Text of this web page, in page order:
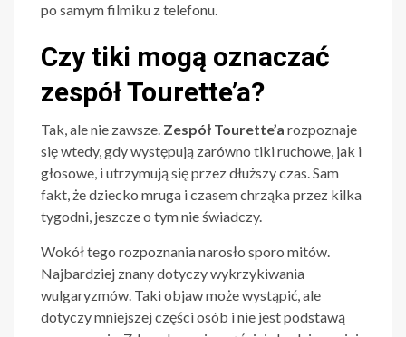
po samym filmiku z telefonu.
Czy tiki mogą oznaczać
zespół Tourette’a?
Tak, ale nie zawsze. Zespół Tourette’a rozpoznaje
się wtedy, gdy występują zarówno tiki ruchowe, jak i
głosowe, i utrzymują się przez dłuższy czas. Sam
fakt, że dziecko mruga i czasem chrząka przez kilka
tygodni, jeszcze o tym nie świadczy.
Wokół tego rozpoznania narosło sporo mitów.
Najbardziej znany dotyczy wykrzykiwania
wulgaryzmów. Taki objaw może wystąpić, ale
dotyczy mniejszej części osób i nie jest podstawą